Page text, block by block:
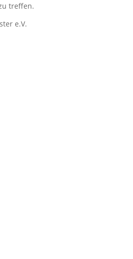
treffen.
e.V.